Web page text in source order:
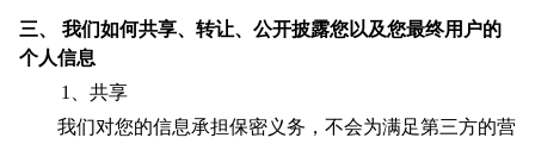
三、
我们如何共享、转让、公开披露您以及您最终用户的
个人信息
1、共享
我们对您的信息承担保密义务，不会为满足第三方的营